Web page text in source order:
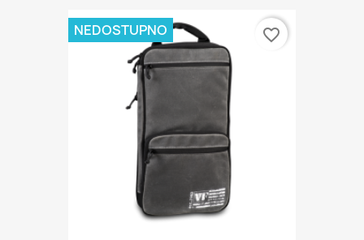
NEDOSTUPNO favorite_border